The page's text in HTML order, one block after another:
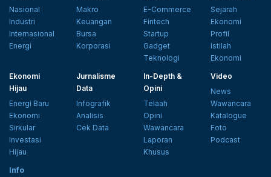
Nasional
Industri
Internasional
Energi
Makro
Keuangan
Bursa
Korporasi
E-Commerce
Fintech
Startup
Gadget
Teknologi
Sejarah
Ekonomi
Profil
Istilah
Ekonomi
Ekonomi
Hijau
Energi Baru
Ekonomi
Sirkular
Investasi
Hijau
Jurnalisme
Data
Infografik
Analisis
Cek Data
In-Depth &
Opini
Telaah
Opini
Wawancara
Laporan
Khusus
Video
News
Wawancara
Katalogue
Foto
Podcast
Info